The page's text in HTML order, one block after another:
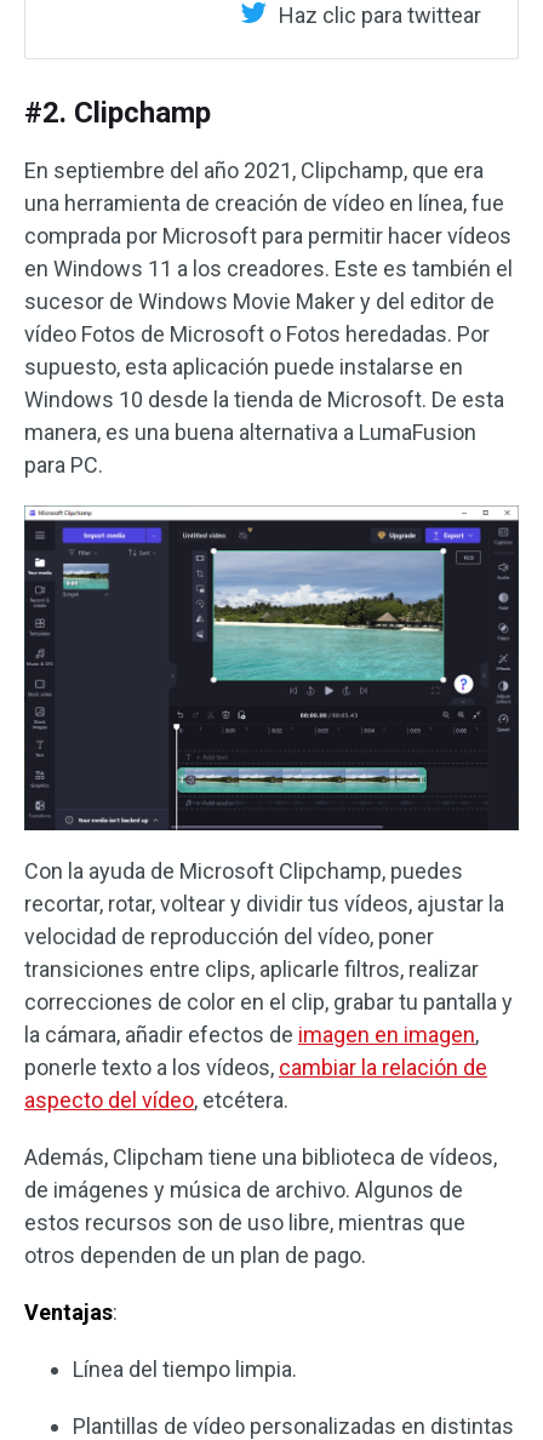
Haz clic para twittear
#2. Clipchamp
En septiembre del año 2021, Clipchamp, que era
una herramienta de creación de vídeo en línea, fue
comprada por Microsoft para permitir hacer vídeos
en Windows 11 a los creadores. Este es también el
sucesor de Windows Movie Maker y del editor de
vídeo Fotos de Microsoft o Fotos heredadas. Por
supuesto, esta aplicación puede instalarse en
Windows 10 desde la tienda de Microsoft. De esta
manera, es una buena alternativa a LumaFusion
para PC.
Con la ayuda de Microsoft Clipchamp, puedes
recortar, rotar, voltear y dividir tus vídeos, ajustar la
velocidad de reproducción del vídeo, poner
transiciones entre clips, aplicarle filtros, realizar
correcciones de color en el clip, grabar tu pantalla y
la cámara, añadir efectos de imagen en imagen,
ponerle texto a los vídeos, cambiar la relación de
aspecto del vídeo, etcétera.
Además, Clipcham tiene una biblioteca de vídeos,
de imágenes y música de archivo. Algunos de
estos recursos son de uso libre, mientras que
otros dependen de un plan de pago.
Ventajas:
Línea del tiempo limpia.
Plantillas de vídeo personalizadas en distintas